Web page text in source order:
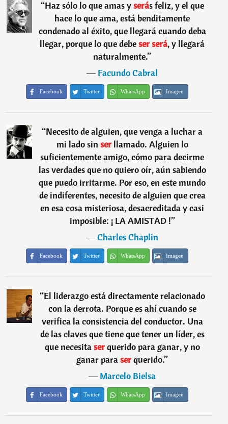
“Haz sólo lo que amas yserás feliz, y el que
hace lo que ama, está benditamente
condenado al éxito, que llegará cuando deba
llegar, porque lo que debeserserá, y llegará
naturalmente.”
―Facundo Cabral
Facebook Twitter WhatsApp Imagen
“Necesito de alguien, que venga a luchar a
mi lado sin ser llamado. Alguien lo
suficientemente amigo, cómo para decirme
las verdades que no quiero oír, aún sabiendo
que puedo irritarme. Por eso, en este mundo
de indiferentes, necesito de alguien que crea
en esa cosa misteriosa, desacreditada y casi
imposible: ¡ LA AMISTAD !”
―Charles Chaplin
Facebook Twitter WhatsApp Imagen
“El liderazgo está directamente relacionado
con la derrota. Porque es ahí cuando se
verifica la consistencia del conductor. Una
de las claves que tiene que tener un líder, es
que necesitaserquerido para ganar, y no
ganar paraserquerido.”
―Marcelo Bielsa
Facebook Twitter WhatsApp Imagen